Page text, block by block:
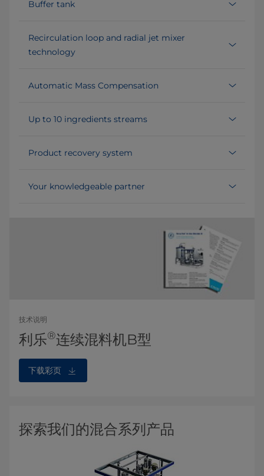
Buffer tank
Recirculation loop and radial jet mixer
technology
Automatic Mass Compensation
Up to 10 ingredients streams
Product recovery system
Your knowledgeable partner
技术说明
利乐®连续混料机B型
下载彩页
探索我们的混合系列产品